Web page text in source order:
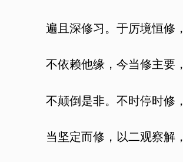
遍且深修习。于厉境恒修，
不依赖他缘，今当修主要，
不颠倒是非。不时停时修，
当坚定而修，以二观察解，